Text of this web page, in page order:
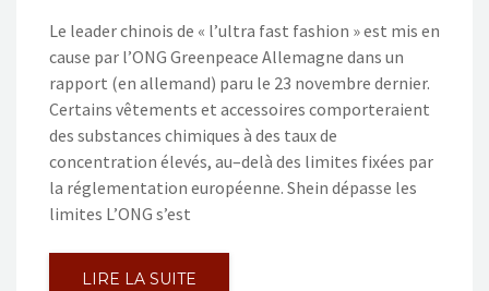
Le leader chinois de « l’ultra fast fashion » est mis en
cause par l’ONG Greenpeace Allemagne dans un
rapport (en allemand) paru le 23 novembre dernier.
Certains vêtements et accessoires comporteraient
des substances chimiques à des taux de
concentration élevés, au–delà des limites fixées par
la réglementation européenne. Shein dépasse les
limites L’ONG s’est
LIRE LA SUITE